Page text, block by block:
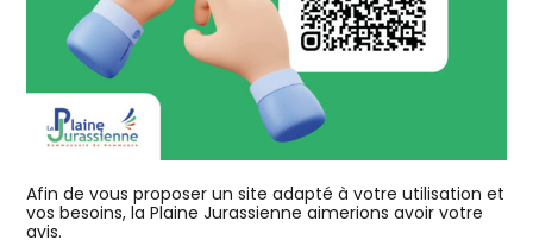
Afin de vous proposer un site adapté à votre utilisation et
vos besoins, la Plaine Jurassienne aimerions avoir votre
avis.